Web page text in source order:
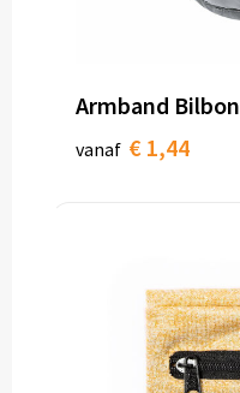
Armband Bilbon
vanaf € 1,44